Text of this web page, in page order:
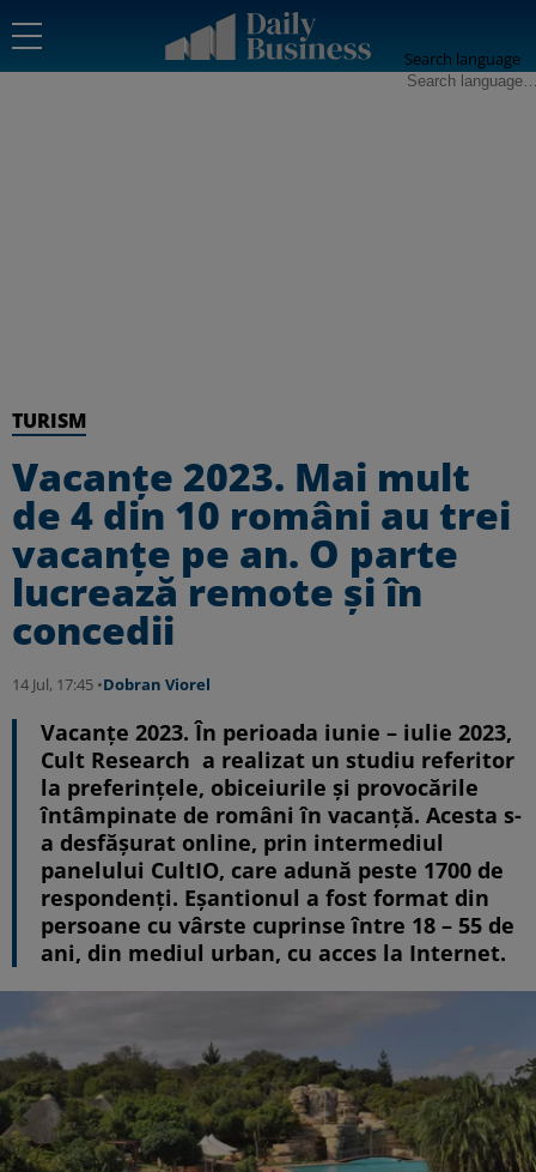
Search language
TURISM
Vacanţe 2023. Mai mult
de 4 din 10 români au trei
vacanţe pe an. O parte
lucrează remote şi în
concedii
14 Jul, 17:45 •Dobran Viorel
Vacanţe 2023. În perioada iunie – iulie 2023,
Cult Research a realizat un studiu referitor
la preferințele, obiceiurile și provocările
întâmpinate de români în vacanță. Acesta s-
a desfășurat online, prin intermediul
panelului CultIO, care adună peste 1700 de
respondenți. Eșantionul a fost format din
persoane cu vârste cuprinse între 18 – 55 de
ani, din mediul urban, cu acces la Internet.